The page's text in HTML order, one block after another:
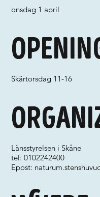
onsdag 1 april
Länsstyrelsen i Skåne
tel: 0102242400
Epost:
Skärtorsdag 11-16